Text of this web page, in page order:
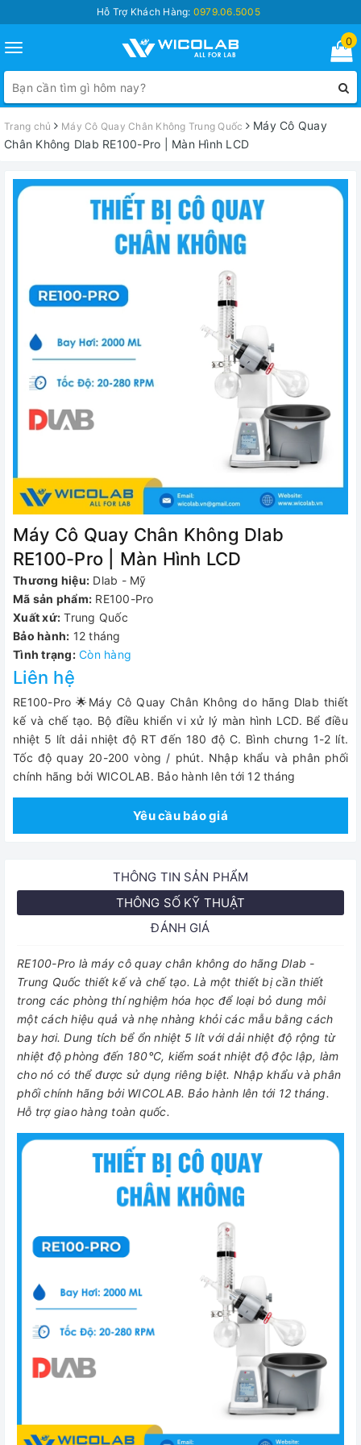
Hỗ Trợ Khách Hàng: 0979.06.5005
Toggle
navigation
0
Trang chủ Máy Cô Quay Chân Không Trung Quốc
Máy Cô Quay
Chân Không Dlab RE100-Pro | Màn Hình LCD
Máy Cô Quay Chân Không Dlab
RE100-Pro | Màn Hình LCD
Thương hiệu: Dlab - Mỹ
Mã sản phẩm: RE100-Pro
Xuất xứ: Trung Quốc
Bảo hành: 12 tháng
Tình trạng: Còn hàng
Liên hệ
RE100-Pro 🌟Máy Cô Quay Chân Không do hãng Dlab thiết
kế và chế tạo. Bộ điều khiển vi xử lý màn hình LCD. Bể điều
nhiệt 5 lít dải nhiệt độ RT đến 180 độ C. Bình chưng 1-2 lít.
Tốc độ quay 20-200 vòng / phút. Nhập khẩu và phân phối
chính hãng bởi WICOLAB. Bảo hành lên tới 12 tháng
Yêu cầu báo giá
THÔNG TIN SẢN PHẨM
THÔNG SỐ KỸ THUẬT
ĐÁNH GIÁ
RE100-Pro là máy cô quay chân không do hãng Dlab -
Trung Quốc thiết kế và chế tạo. Là một thiết bị cần thiết
trong các phòng thí nghiệm hóa học để loại bỏ dung môi
một cách hiệu quả và nhẹ nhàng khỏi các mẫu bằng cách
bay hơi. Dung tích bể ổn nhiệt 5 lít với dải nhiệt độ rộng từ
nhiệt độ phòng đến 180°C, kiểm soát nhiệt độ độc lập, làm
cho nó có thể được sử dụng riêng biệt. Nhập khẩu và phân
phối chính hãng bởi WICOLAB. Bảo hành lên tới 12 tháng.
Hỗ trợ giao hàng toàn quốc.